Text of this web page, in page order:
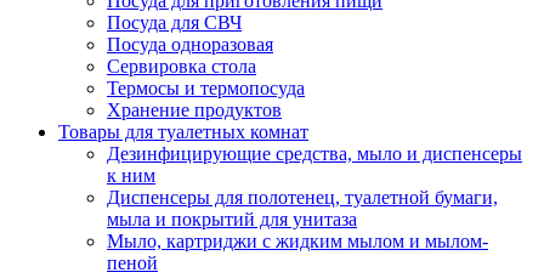
Посуда для СВЧ
Посуда одноразовая
Сервировка стола
Термосы и термопосуда
Хранение продуктов
Товары для туалетных комнат
Дезинфицирующие средства, мыло и диспенсеры
к ним
Диспенсеры для полотенец, туалетной бумаги,
мыла и покрытий для унитаза
Мыло, картриджи с жидким мылом и мылом-
пеной